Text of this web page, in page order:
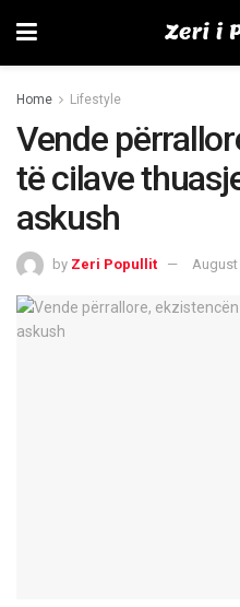
Home Lifestyle
Vende
të cilave
askush
by Zeri Popullit August